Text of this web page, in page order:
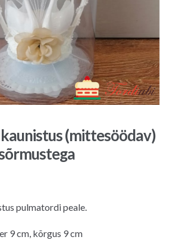
(mittesöödav)
pulmatordi peale.
9 cm, kõrgus 9 cm